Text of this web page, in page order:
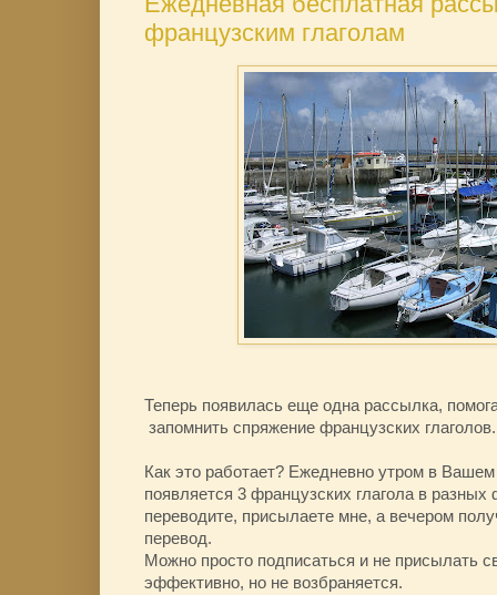
французским глаголам
Теперь появилась еще одна рассылка,
запомнить спряжение французских глаголов.
Как это работает? Ежедневно утром в
появляется 3 французских глагола в
переводите, присылаете мне, а вечером
перевод.
Можно просто подписаться и не присылать
эффективно, но не возбраняется.